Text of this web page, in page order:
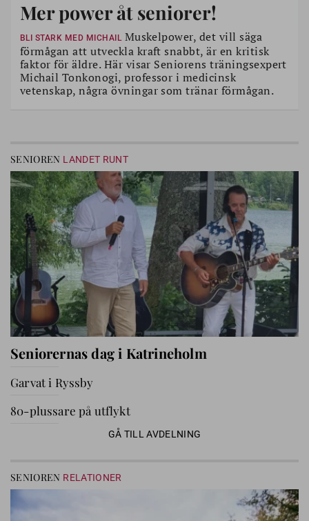
Mer power åt seniorer!
BLI STARK MED MICHAILMuskelpower, det vill säga
förmågan att utveckla kraft snabbt, är en kritisk
faktor för äldre. Här visar Seniorens träningsexpert
Michail Tonkonogi, professor i medicinsk
vetenskap, några övningar som tränar förmågan.
SENIOREN LANDET RUNT
Seniorernas dag i Katrineholm
Garvat i Ryssby
80-plussare på utflykt
GÅ TILL AVDELNING
SENIOREN RELATIONER